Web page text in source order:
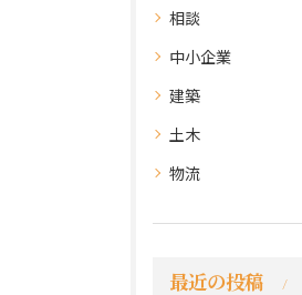
相談
中小企業
建築
土木
物流
最近の投稿